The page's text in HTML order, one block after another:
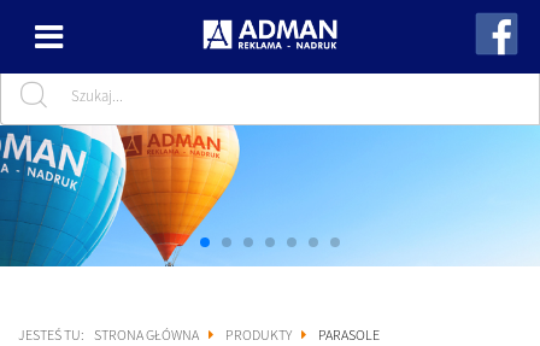
JESTEŚ TU: STRONA GŁÓWNA PRODUKTY PARASOLE